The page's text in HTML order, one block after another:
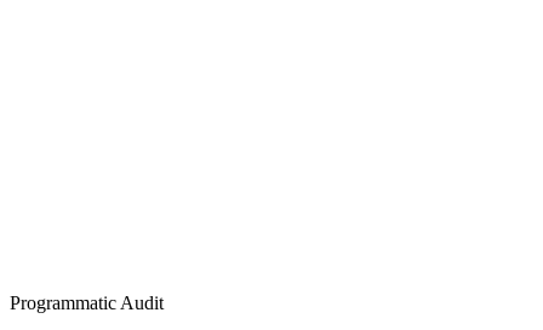
Programmatic Audit